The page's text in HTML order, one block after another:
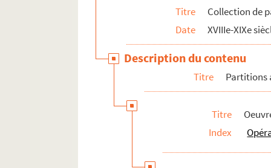
Titre
Collection de
Date
XVIIIe-XIXe
Description du contenu
Titre Partitions
Titre
Index